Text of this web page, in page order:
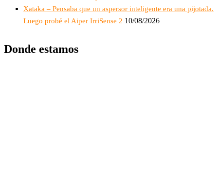
Xataka – Pensaba que un aspersor inteligente era una pijotada.
Luego probé el Aiper IrriSense 2 10/08/2026
Donde estamos